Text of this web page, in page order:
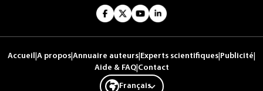
Accueil A propos Annuaire auteurs Experts scientifiques Publicité
Aide & FAQ| Contact
Français